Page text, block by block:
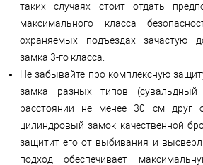
таких случаях стоит отдать
максимального класса
охраняемых подъездах зачастую
замка 3-го класса.
Не забывайте про комплексную
замка разных типов
расстоянии не менее 30 см друг
цилиндровый замок качественной
защитит его от выбивания и
подход обеспечивает